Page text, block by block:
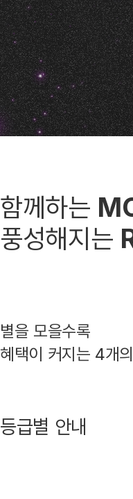
함께하는
풍성해지는
별을 모을수록
혜택이 커지는 4개
등급별 안내